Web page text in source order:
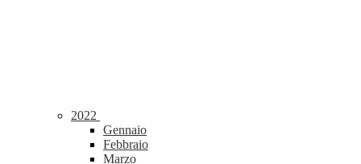
2022
Gennaio
Febbraio
Marzo